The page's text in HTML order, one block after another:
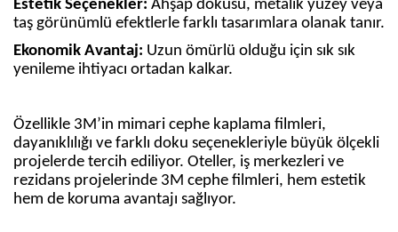
Estetik Seçenekler: Ahşap dokusu, metalik yüzey veya
taş görünümlü efektlerle farklı tasarımlara olanak tanır.
Ekonomik Avantaj: Uzun ömürlü olduğu için sık sık
yenileme ihtiyacı ortadan kalkar.
Özellikle 3M’in mimari cephe kaplama filmleri,
dayanıklılığı ve farklı doku seçenekleriyle büyük ölçekli
projelerde tercih ediliyor. Oteller, iş merkezleri ve
rezidans projelerinde 3M cephe filmleri, hem estetik
hem de koruma avantajı sağlıyor.